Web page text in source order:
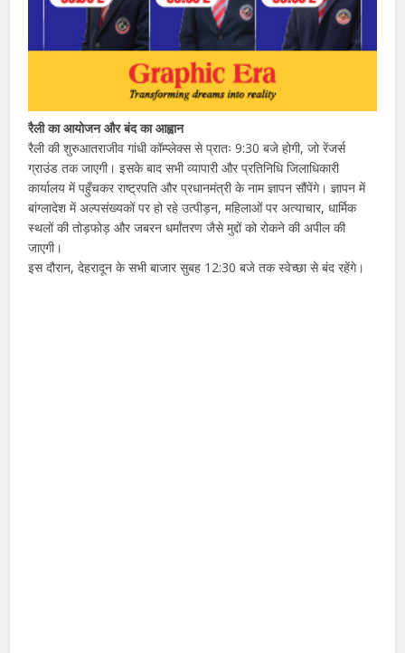
रैली का आयोजन और बंद का आह्वान
रैली की शुरुआतराजीव गांधी कॉम्प्लेक्स से प्रातः 9:30 बजे होगी, जो रेंजर्स
ग्राउंड तक जाएगी। इसके बाद सभी व्यापारी और प्रतिनिधि जिलाधिकारी
कार्यालय में पहुँचकर राष्ट्रपति और प्रधानमंत्री के नाम ज्ञापन सौंपेंगे। ज्ञापन में
बांग्लादेश में अल्पसंख्यकों पर हो रहे उत्पीड़न, महिलाओं पर अत्याचार, धार्मिक
स्थलों की तोड़फोड़ और जबरन धर्मांतरण जैसे मुद्दों को रोकने की अपील की
जाएगी।
इस दौरान, देहरादून के सभी बाजार सुबह 12:30 बजे तक स्वेच्छा से बंद रहेंगे।